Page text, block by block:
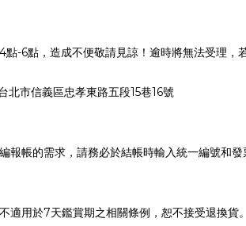
點-6點，造成不便敬請見諒！ 逾時將無法受理，
北市信義區忠孝東路五段15巷16號
帳的需求，請務必於結帳時輸入統一編號和發
適用於7天鑑賞期之相關條例，恕不接受退換貨。